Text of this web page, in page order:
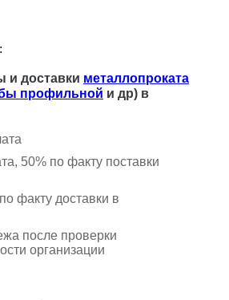
и доставки металлопроката
профильной и др) в
50% по факту поставки
факту доставки в
после проверки
организации